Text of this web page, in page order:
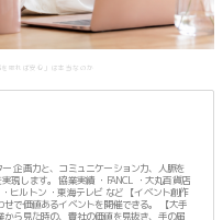
取れば安心」は本当なのか
脈を
・FANCL ・大丸百貨店
ン ・東海テレビ など 【イベント創作
価値あるイベントを開催できる。 【大手
ら見た時の、貴社の価値を見抜き、手の届